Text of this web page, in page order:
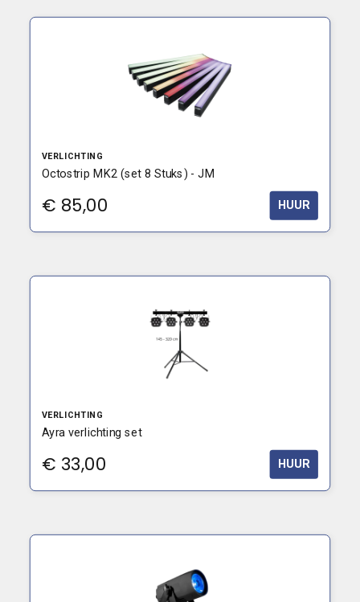
VERLICHTING
Octostrip MK2 (set 8 Stuks) - JM
€ 85,00 HUUR
VERLICHTING
Ayra verlichting set
€ 33,00 HUUR